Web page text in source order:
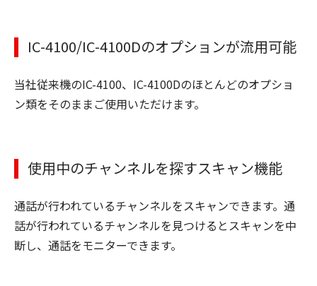
IC-4100/IC-4100Dのオプションが流用可能
当社従来機のIC-4100、IC-4100Dのほとんどのオプショ
ン類をそのままご使用いただけます。
使用中のチャンネルを探すスキャン機能
通話が行われているチャンネルをスキャンできます。通
話が行われているチャンネルを見つけるとスキャンを中
断し、通話をモニターできます。